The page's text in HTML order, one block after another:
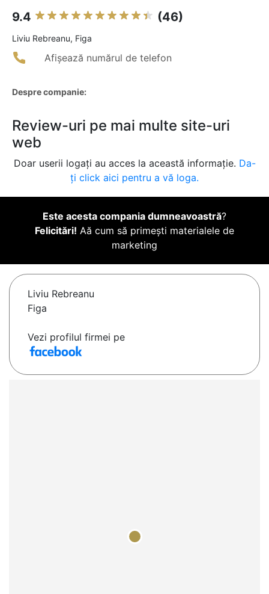
9.4 (46)
Liviu Rebreanu, Figa
Afișează numărul de telefon
Despre companie:
Review-uri pe mai multe site-uri
web
Doar userii logați au acces la această informație. Da-
ți click aici pentru a vă loga.
Este acesta compania dumneavoastră?
Felicitări! Aă cum să primești materialele de
marketing
Liviu Rebreanu
Figa
Vezi profilul firmei pe